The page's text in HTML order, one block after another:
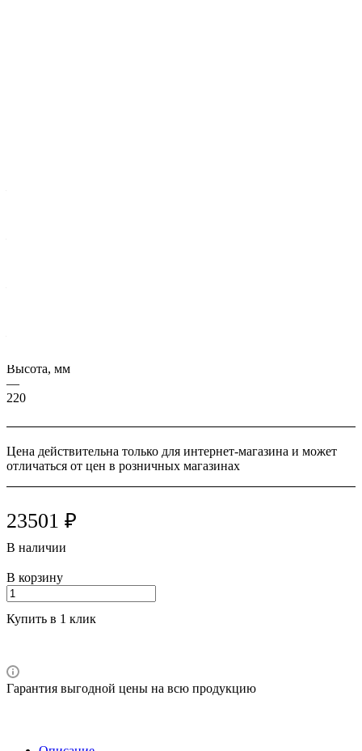
Высота, мм
—
220
Цена действительна только для интернет-магазина и может
отличаться от цен в розничных магазинах
23501 ₽
В наличии
В корзину
Купить в 1 клик
Гарантия выгодной цены на всю продукцию